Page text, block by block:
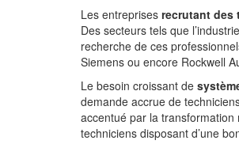
Les entreprises recrutant des
Des secteurs tels que
recherche de ces
Siemens ou encore Rockwell
Le besoin croissant de
demande accrue de
accentué par la
techniciens disposant d’une